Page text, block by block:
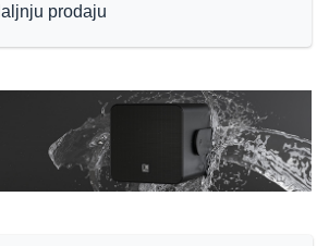
prodaju